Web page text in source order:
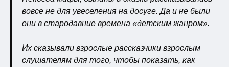
вовсе не для увеселения на досуге. Да и не были
они в стародавние времена «детским жанром».
Их сказывали взрослые рассказчики взрослым
слушателям для того, чтобы показать, как